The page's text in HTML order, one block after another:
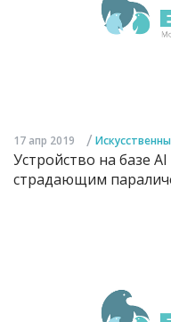
17 апр 2019 /
Устройство на базе
страдающим